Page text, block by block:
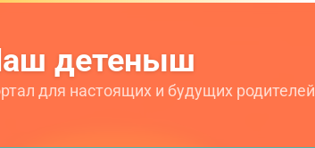
детеныш
для настоящих и будущих родителей